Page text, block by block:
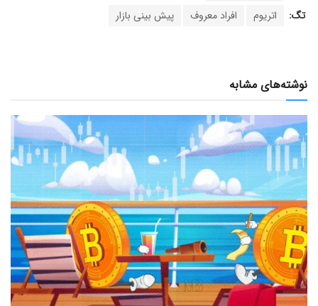
تگ: اتریوم افراد معروف پیش بینی بازار
نوشته‌های مشابه